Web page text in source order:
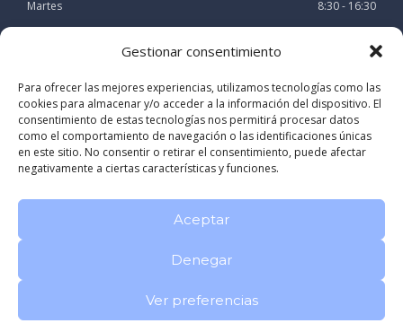
Gestionar consentimiento
Para ofrecer las mejores experiencias, utilizamos tecnologías como las
cookies para almacenar y/o acceder a la información del dispositivo. El
consentimiento de estas tecnologías nos permitirá procesar datos
como el comportamiento de navegación o las identificaciones únicas
en este sitio. No consentir o retirar el consentimiento, puede afectar
negativamente a ciertas características y funciones.
Aceptar
Denegar
Ver preferencias
Martes 8:30 - 16:30
8:30 - 16:30
Jueves 8:30 - 16:30
Viernes 8:30 - 15:30
Registro sanitario: C-15-002804Politica de privacidad
CLINICA DENTAL RIVAS LOMBARDERO en A CORUÑA Galicia